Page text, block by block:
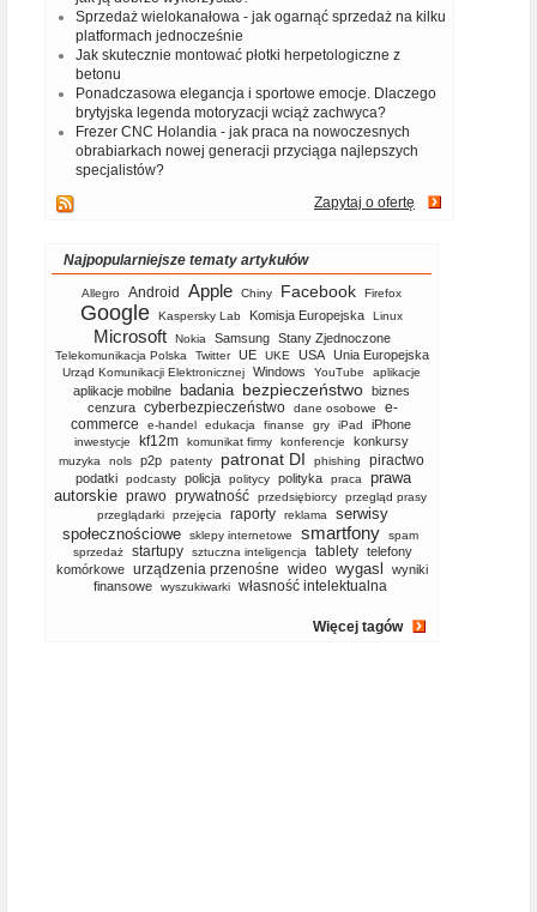
Sprzedaż wielokanałowa - jak ogarnąć sprzedaż na kilku
platformach jednocześnie
Jak skutecznie montować płotki herpetologiczne z
betonu
Ponadczasowa elegancja i sportowe emocje. Dlaczego
brytyjska legenda motoryzacji wciąż zachwyca?
Frezer CNC Holandia - jak praca na nowoczesnych
obrabiarkach nowej generacji przyciąga najlepszych
specjalistów?
Zapytaj o ofertę
Najpopularniejsze tematy artykułów
Allegro Android Apple Chiny Facebook Firefox
Google Kaspersky Lab Komisja Europejska Linux
Microsoft Nokia Samsung Stany Zjednoczone
Telekomunikacja Polska Twitter UE UKE USA Unia Europejska
Urząd Komunikacji Elektronicznej Windows YouTube aplikacje
aplikacje mobilne badania bezpieczeństwo biznes
cenzura cyberbezpieczeństwo dane osobowe
e-
commerce
e-handel edukacja finanse gry iPad iPhone
inwestycje kf12m komunikat firmy konferencje konkursy
muzyka nols p2p patenty patronat DI phishing piractwo
podatki podcasty policja politycy polityka praca
prawa
autorskie prawo prywatność przedsiębiorcy
przegląd prasy
przeglądarki
przejęcia raporty reklama
serwisy
społecznościowe
sklepy internetowe smartfony
spam
sprzedaż
startupy sztuczna inteligencja tablety telefony
komórkowe
urządzenia przenośne wideo wygasl
wyniki
finansowe
wyszukiwarki własność intelektualna
Więcej tagów